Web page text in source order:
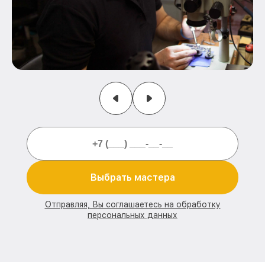
Выбрать мастера
Отправляя, Вы соглашаетесь на обработку
персональных данных